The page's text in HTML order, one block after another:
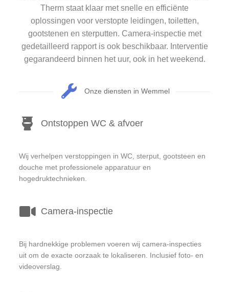
Therm staat klaar met snelle en efficiënte
oplossingen voor verstopte leidingen, toiletten,
gootstenen en sterputten. Camera-inspectie met
gedetailleerd rapport is ook beschikbaar. Interventie
gegarandeerd binnen het uur, ook in het weekend.
Onze diensten in Wemmel
Ontstoppen WC & afvoer
Wij verhelpen verstoppingen in WC, sterput, gootsteen en
douche met professionele apparatuur en
hogedruktechnieken.
Camera-inspectie
Bij hardnekkige problemen voeren wij camera-inspecties
uit om de exacte oorzaak te lokaliseren. Inclusief foto- en
videoverslag.